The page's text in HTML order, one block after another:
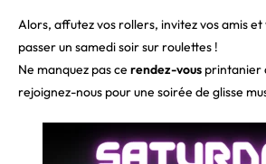
Alors, affutez vos rollers, invitez vos amis
passer un samedi soir sur roulettes !
Ne manquez pas ce rendez-vous printanier
rejoignez-nous pour une soirée de glisse